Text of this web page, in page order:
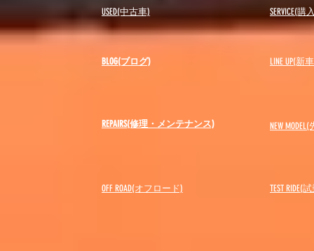
USED(中古車)
BLOG(ブログ)
SERVICE(
LINE UP(新
REPAIRS(修理・メンテナンス) NEW MODEL(
OFF ROAD(オフロード) ​TEST RIDE(